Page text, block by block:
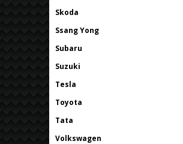
Skoda
Ssang Yong
Subaru
Suzuki
Tesla
Toyota
Tata
Volkswagen